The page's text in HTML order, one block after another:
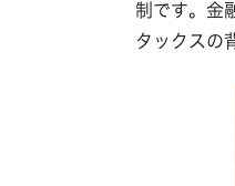
制です。金
タックスの